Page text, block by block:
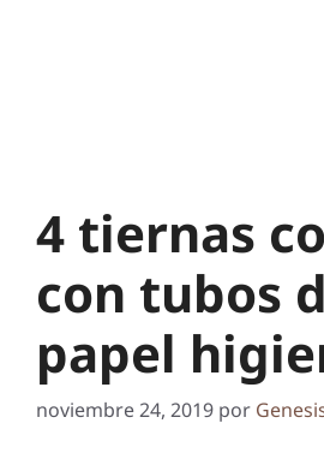
4 tiernas
con tubos
papel
noviembre 24, 2019 por